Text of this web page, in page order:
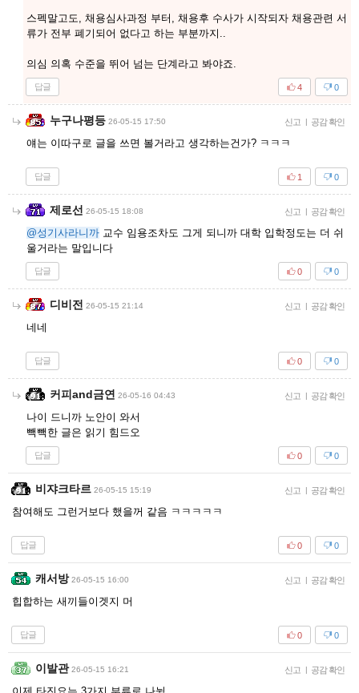
스펙말고도, 채용심사과정 부터, 채용후 수사가 시작되자 채용관련 서
류가 전부 폐기되어 없다고 하는 부분까지..
의심 의혹 수준을 뛰어 넘는 단계라고 봐야죠.
답글 0
4
누구나평등 26-05-15 17:50 신고 | 공감 확인
얘는 이따구로 글을 쓰면 볼거라고 생각하는건가? ㅋㅋㅋ
답글 0
1
제로선 26-05-15 18:08 신고 | 공감 확인
@성기사라니까 교수 임용조차도 그게 되니까 대학 입학정도는 더 쉬
울거라는 말입니다
답글 0
0
디비전 26-05-15 21:14 신고 | 공감 확인
네네
답글 0
0
커피and금연 26-05-16 04:43 신고 | 공감 확인
나이 드니까 노안이 와서
빽빽한 글은 읽기 힘드오
답글 0
0
비쟈크타르 26-05-15 15:19 신고 | 공감 확인
참여해도 그런거보다 했을꺼 같음 ㅋㅋㅋㅋㅋ
답글 0
0
캐서방 26-05-15 16:00 신고 | 공감 확인
힙합하는 새끼들이겟지 머
답글 0
0
이발관 26-05-15 16:21 신고 | 공감 확인